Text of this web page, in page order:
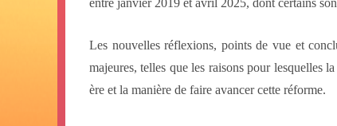
entre janvier 2019 et avril 2025, dont certains
Les nouvelles réflexions, points de vue et
majeures, telles que les raisons pour lesquelles
ère et la manière de faire avancer cette réforme.